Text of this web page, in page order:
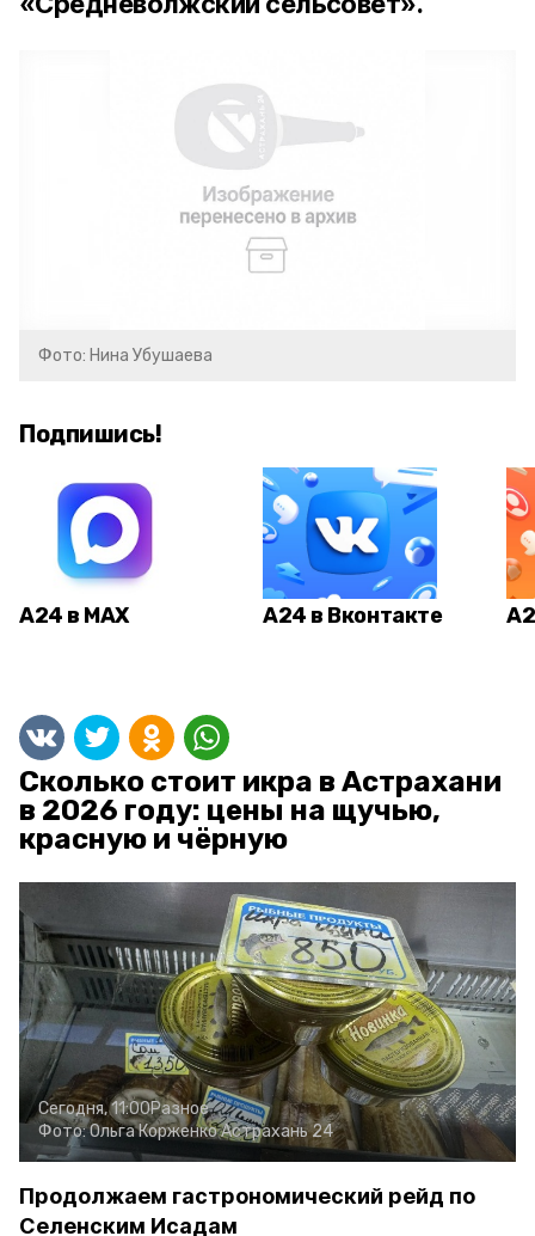
Фото: Нина Убушаева
Подпишись!
А24 в MAX А24 в Вконтакте
Сколько стоит икра в Астрахани
в 2026 году: цены на щучью,
красную и чёрную
Сегодня, 11:00Разное
Фото:Ольга КорженкоАстрахань 24
Продолжаем гастрономический рейд по
Селенским Исадам